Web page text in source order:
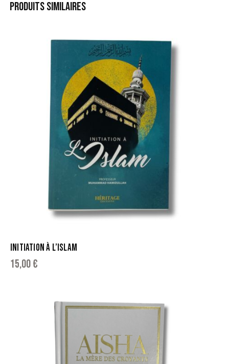
PRODUITS SIMILAIRES
INITIATION À L’ISLAM
15,00€